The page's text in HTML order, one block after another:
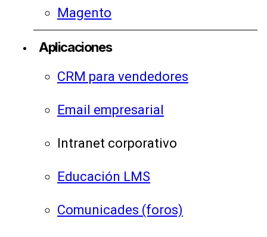
Magento
Aplicaciones
CRM para vendedores
Email empresarial
Intranet corporativo
Educación LMS
Comunicades (foros)